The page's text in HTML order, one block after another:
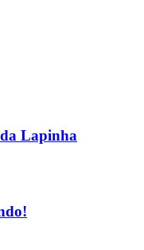
Lapinha